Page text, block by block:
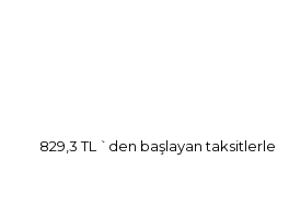
829,3 TL `den başlayan taksitlerle